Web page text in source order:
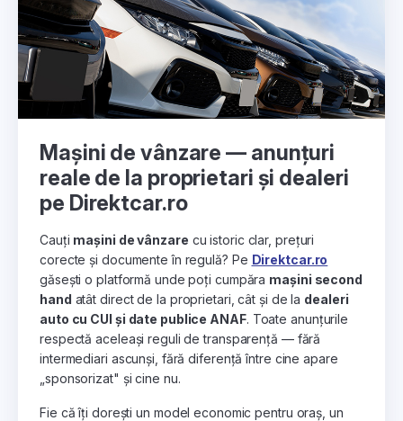
Mașini de vânzare — anunțuri
reale de la proprietari și dealeri
pe Direktcar.ro
Cauți mașini de vânzare cu istoric clar, prețuri
corecte și documente în regulă? Pe Direktcar.ro
găsești o platformă unde poți cumpăra mașini second
hand atât direct de la proprietari, cât și de la dealeri
auto cu CUI și date publice ANAF. Toate anunțurile
respectă aceleași reguli de transparență — fără
intermediari ascunși, fără diferență între cine apare
„sponsorizat" și cine nu.
Fie că îți dorești un model economic pentru oraș, un